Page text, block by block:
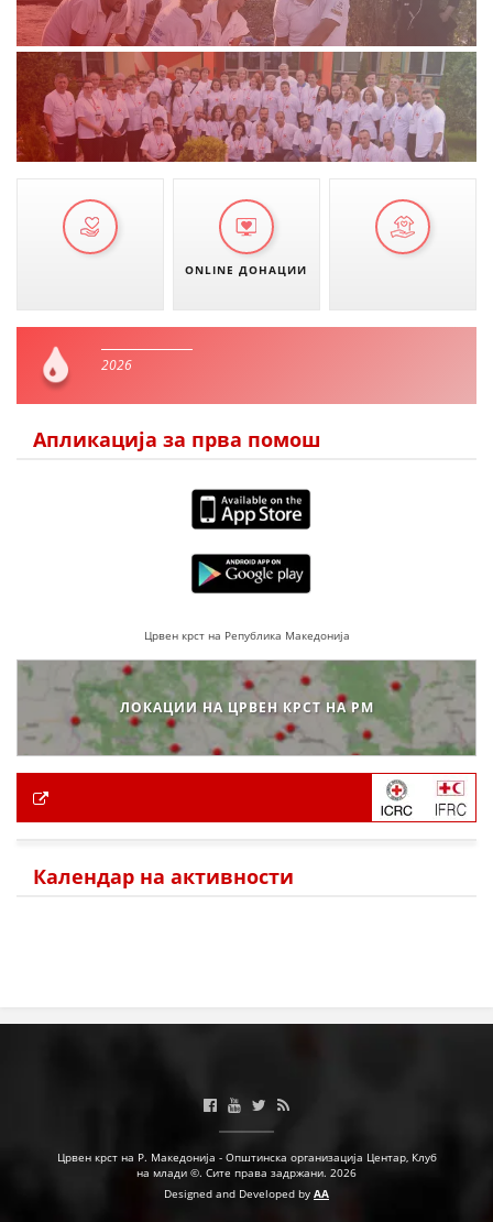
ONLINE ДОНАЦИИ
2026
Апликација за прва помош
Црвен крст на Република Македонија
ЛОКАЦИИ НА ЦРВЕН КРСТ НА РМ
Календар на активности
Црвен крст на Р. Македонија - Општинска организација Центар, Клуб
на млади ©. Сите права задржани. 2026
Designed and Developed by AA